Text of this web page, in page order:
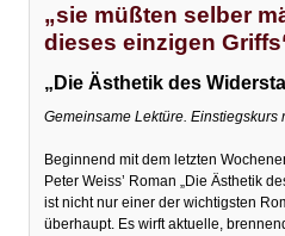
„sie müßten selber
dieses einzigen
„Die Ästhetik des
Gemeinsame Lektüre. Einstiegskurs
Beginnend mit dem letzten
Peter Weiss’ Roman „Die Ästhetik
ist nicht nur einer der wichtigsten
überhaupt. Es wirft aktuelle,